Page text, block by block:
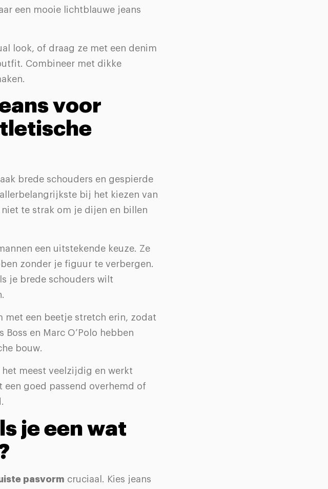
een mooie lichtblauwe jeans
look, of draag ze met een denim
Combineer met dikke
voor
brede schouders en gespierde
bij het kiezen van
te strak om je dijen en billen
een uitstekende keuze. Ze
zonder je figuur te verbergen.
je brede schouders wilt
met een beetje stretch erin, zodat
en Marc O’Polo hebben
bouw.
meest veelzijdig en werkt
een goed passend overhemd of
je een wat
pasvorm cruciaal. Kies jeans